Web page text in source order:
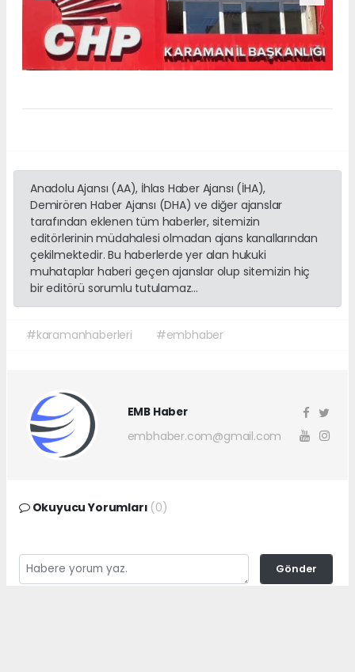
Anadolu Ajansı (AA), İhlas Haber Ajansı (İHA),
Demirören Haber Ajansı (DHA) ve diğer ajanslar
tarafından eklenen tüm haberler, sitemizin
editörlerinin müdahalesi olmadan ajans kanallarından
çekilmektedir. Bu haberlerde yer alan hukuki
muhataplar haberi geçen ajanslar olup sitemizin hiç
bir editörü sorumlu tutulamaz...
#karamanhaberleri #embhaber
EMB Haber
embhaber.com@gmail.com
Okuyucu Yorumları (0)
Gönder